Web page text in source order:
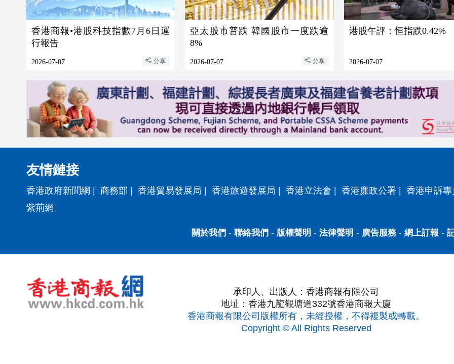
香港商報•港股科技指數7月6日運
行報告
2026-07-07 分享
亞太股市普跌 韓國股市一度跌逾
8%
2026-07-07 分享
港股午評：恒指跌0.42%
2026-07-07
友情鏈接
香港政府新聞網 商務部 香港貿易發展局 香港旅遊發展局 香港立法會 香港廉政公署
香港申訴
紫荊網
關於我們 - 聯絡我們 - 版權聲明 - 法律聲明 - 廣告服務- 網上訂報 -
承印人、出版人：香港商報有限公司
地址：香港九龍觀塘道332號香港商報大廈
香港商報有限公司版權所有，未經授權，不得複製或轉載。
Copyright © All Rights Reserved